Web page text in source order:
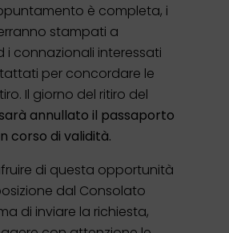
è completa, i
stampati a
i connazionali interessati
per concordare le
Il giorno del ritiro del
annullato il passaporto
corso di validità.
di questa opportunità
dal Consolato
di inviare la richiesta,